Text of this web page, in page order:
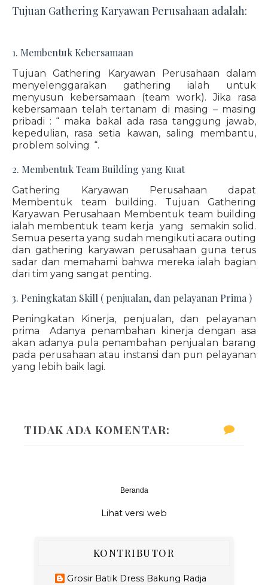
Tujuan Gathering Karyawan Perusahaan adalah:
1. Membentuk Kebersamaan
Tujuan Gathering Karyawan Perusahaan dalam
menyelenggarakan gathering ialah untuk
menyusun kebersamaan (team work). Jika rasa
kebersamaan telah tertanam di masing – masing
pribadi : “ maka bakal ada rasa tanggung jawab,
kepedulian, rasa setia kawan, saling membantu,
problem solving “.
2. Membentuk Team Building yang Kuat
Gathering Karyawan Perusahaan dapat
Membentuk team building. Tujuan Gathering
Karyawan Perusahaan Membentuk team building
ialah membentuk team kerja yang semakin solid.
Semua peserta yang sudah mengikuti acara outing
dan gathering karyawan perusahaan guna terus
sadar dan memahami bahwa mereka ialah bagian
dari tim yang sangat penting.
3. Peningkatan Skill ( penjualan, dan pelayanan Prima )
Peningkatan Kinerja, penjualan, dan pelayanan
prima Adanya penambahan kinerja dengan asa
akan adanya pula penambahan penjualan barang
pada perusahaan atau instansi dan pun pelayanan
yang lebih baik lagi.
TIDAK ADA KOMENTAR:
Beranda
Lihat versi web
KONTRIBUTOR
Grosir Batik Dress Bakung Radja